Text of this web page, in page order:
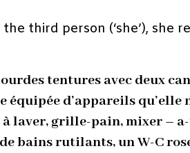
third person (‘she’), she
tentures avec deux
d’appareils qu’elle
laver, grille-pain, mixer –
bains rutilants, un W-C